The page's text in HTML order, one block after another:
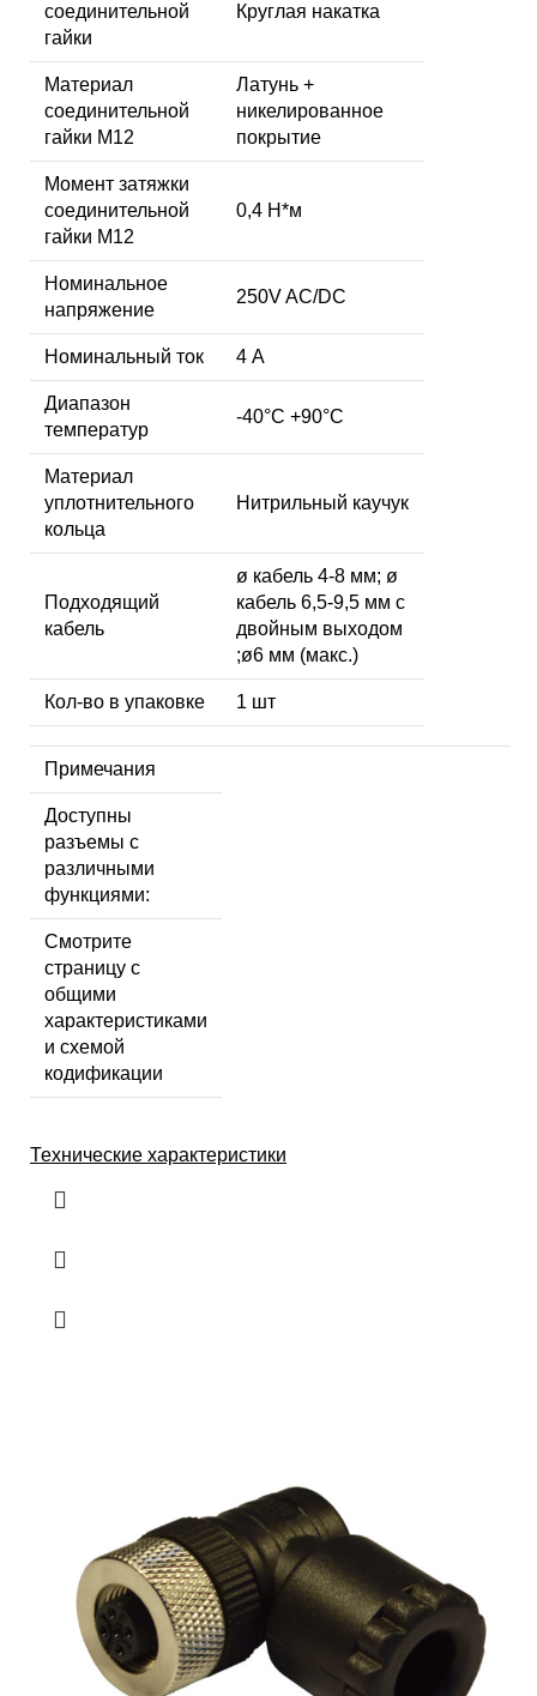
соединительной
гайки
Круглая накатка
Материал
соединительной
гайки M12
Латунь +
никелированное
покрытие
Момент затяжки
соединительной
гайки M12
0,4 Н*м
Номинальное
напряжение
250V AC/DC
Номинальный ток 4 А
Диапазон
температур
-40°C +90°C
Материал
уплотнительного
кольца
Нитрильный каучук
Подходящий
кабель
ø кабель 4-8 мм; ø
кабель 6,5-9,5 мм с
двойным выходом
;ø6 мм (макс.)
Кол-во в упаковке 1 шт
Примечания
Доступны
разъемы с
различными
функциями:
Смотрите
страницу с
общими
характеристиками
и схемой
кодификации
Технические характеристики